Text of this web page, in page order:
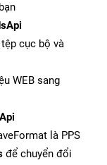
cục bộ và
WEB sang
là PPS
để chuyển đổi